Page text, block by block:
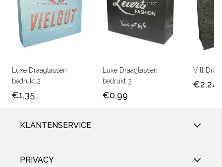
Luxe Draagtassen
bedrukt 2
€1,35
Luxe Draagtassen
bedrukt 3
€0,99
Vilt
€2,24
KLANTENSERVICE
PRIVACY